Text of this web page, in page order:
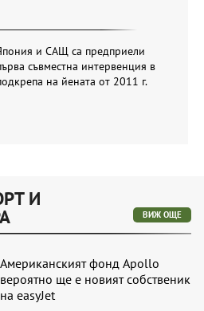
и САЩ са предприели
съвместна интервенция в
на йената от 2011 г.
И
ВИЖ ОЩЕ
Американският фонд Apollo
вероятно ще е новият собственик
на easyJet